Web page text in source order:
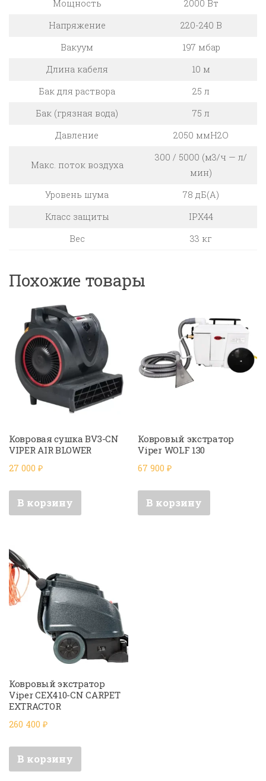
Мощность
2000 Вт
Напряжение
220-240 В
Вакуум
197 мбар
Длина кабеля
10 м
Бак для раствора
25 л
Бак (грязная вода)
75 л
Давление
2050 ммH2O
Макс. поток воздуха
300 / 5000 (м3/ч — л/
мин)
Уровень шума
78 дБ(А)
Класс защиты
IPX44
Вес
33 кг
Похожие товары
Ковровая сушка BV3-CN
VIPER AIR BLOWER
27 000 ₽
В корзину
Ковровый экстратор
Viper WOLF 130
67 900₽
В корзину
Ковровый экстратор
Viper CEX410-CN CARPET
EXTRACTOR
260 400 ₽
В корзину